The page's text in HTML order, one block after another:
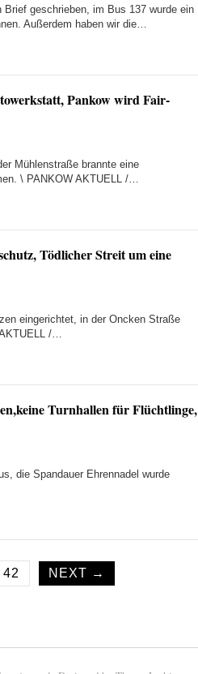
geschrieben, im Bus 137 wurde ein
Außerdem haben wir die…
Pankow wird Fair-
Mühlenstraße brannte eine
\ PANKOW AKTUELL /…
Tödlicher Streit um eine
eingerichtet, in der Oncken Straße
/…
Turnhallen für Flüchtlinge,
die Spandauer Ehrennadel wurde
42 NEXT →